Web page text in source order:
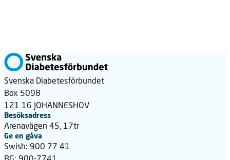
Svenska Diabetesförbundet
Box 5098
121 16 JOHANNESHOV
Besöksadress
Arenavägen 45, 17tr
Ge en gåva
Swish: 900 77 41